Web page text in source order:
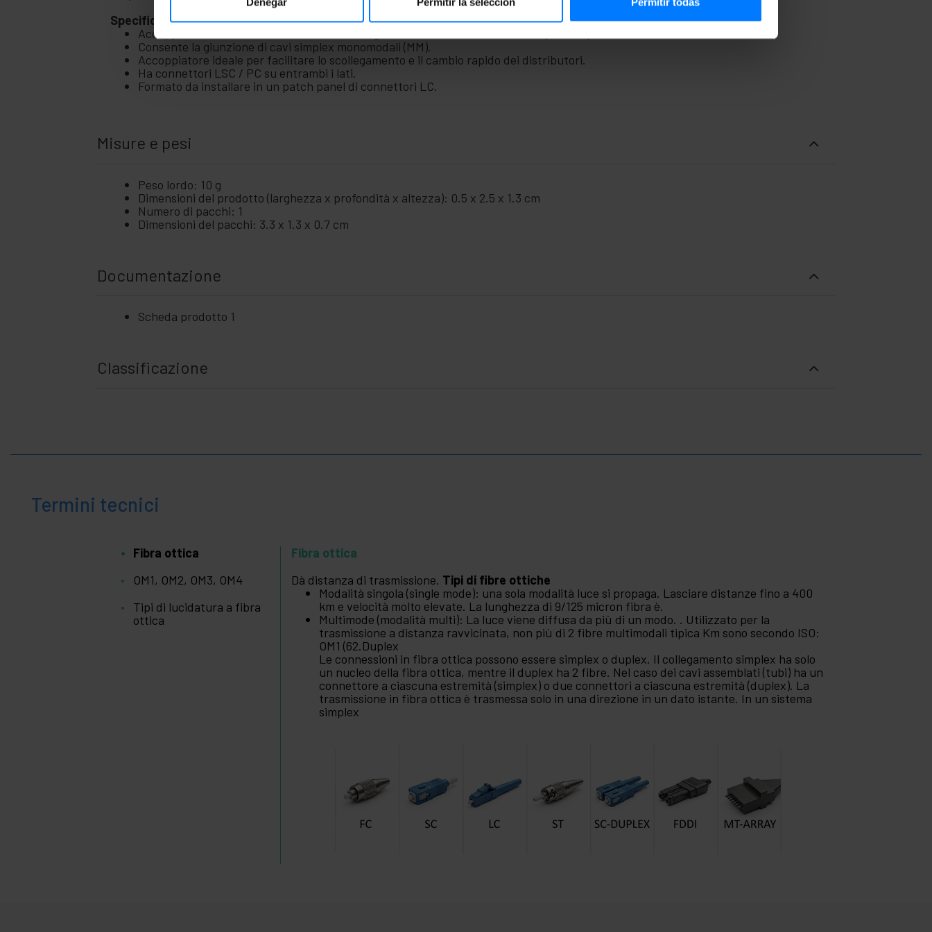
Specifiche
Accoppiatore in fibra ottica che consente la giunzione dei cavi con la minima perdita possibile.
Consente la giunzione di cavi simplex monomodali (MM).
Accoppiatore ideale per facilitare lo scollegamento e il cambio rapido dei distributori.
Ha connettori LSC / PC su entrambi i lati.
Formato da installare in un patch panel di connettori LC.
Misure e pesi
Peso lordo: 10 g
Dimensioni del prodotto (larghezza x profondità x altezza): 0.5 x 2.5 x 1.3 cm
Numero di pacchi: 1
Dimensioni del pacchi: 3.3 x 1.3 x 0.7 cm
Documentazione
Scheda prodotto 1
Classificazione
Termini tecnici
Fibra ottica
OM1, OM2, OM3, OM4
Tipi di lucidatura a fibra
ottica
Fibra ottica
Dà distanza di trasmissione. Tipi di fibre ottiche
Modalità singola (single mode): una sola modalità luce si propaga. Lasciare distanze fino a 400
km e velocità molto elevate. La lunghezza di 9/125 micron fibra è.
Multimode (modalità multi): La luce viene diffusa da più di un modo. . Utilizzato per la
trasmissione a distanza ravvicinata, non più di 2 fibre multimodali tipica Km sono secondo ISO:
OM1 (62.Duplex
Le connessioni in fibra ottica possono essere simplex o duplex. Il collegamento simplex ha solo
un nucleo della fibra ottica, mentre il duplex ha 2 fibre. Nel caso dei cavi assemblati (tubi) ha un
connettore a ciascuna estremità (simplex) o due connettori a ciascuna estremità (duplex). La
trasmissione in fibra ottica è trasmessa solo in una direzione in un dato istante. In un sistema
simplex